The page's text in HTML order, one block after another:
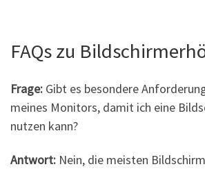
FAQs zu
Frage: Gibt es besondere
meines Monitors, damit ich eine
nutzen kann?
Antwort: Nein, die meisten